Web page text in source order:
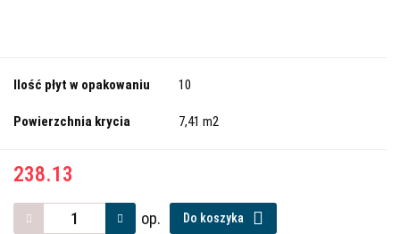
Ilość płyt w opakowaniu 10
Powierzchnia krycia 7,41 m2
238.13
op. Do koszyka